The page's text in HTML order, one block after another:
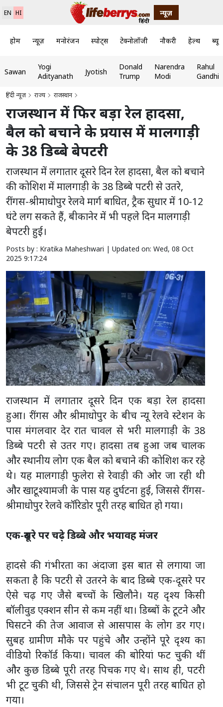
EN HI न्यूज़
होम न्यूज़ मनोरंजन स्पोर्ट्स टेक्नोलॉजी नौकरी हेल्थ
Sawan
Yogi
Adityanath
Jyotish
Donald
Trump
Narendra
Modi
Rahul
Gandhi
हिंदी न्यूज़ राज्य राजस्थान
राजस्थान में फिर बड़ा रेल हादसा,
बैल को बचाने के प्रयास में मालगाड़ी
के 38 डिब्बे बेपटरी
राजस्थान में लगातार दूसरे दिन रेल हादसा, बैल को बचाने
की कोशिश में मालगाड़ी के 38 डिब्बे पटरी से उतरे,
रींगस-श्रीमाधोपुर रेलवे मार्ग बाधित, ट्रैक सुधार में 10-12
घंटे लग सकते हैं, बीकानेर में भी पहले दिन मालगाड़ी
बेपटरी हुई।
Posts by : Kratika Maheshwari | Updated on: Wed, 08 Oct
2025 9:17:24
राजस्थान में लगातार दूसरे दिन एक बड़ा रेल हादसा
हुआ। रींगस और श्रीमाधोपुर के बीच न्यू रेलवे स्टेशन के
पास मंगलवार देर रात चावल से भरी मालगाड़ी के 38
डिब्बे पटरी से उतर गए। हादसा तब हुआ जब चालक
और स्थानीय लोग एक बैल को बचाने की कोशिश कर रहे
थे। यह मालगाड़ी फुलेरा से रेवाड़ी की ओर जा रही थी
और खाटूश्यामजी के पास यह दुर्घटना हुई, जिससे रींगस-
श्रीमाधोपुर रेलवे कॉरिडोर पूरी तरह बाधित हो गया।
एक-दूसरे पर चढ़े डिब्बे और भयावह मंजर
हादसे की गंभीरता का अंदाजा इस बात से लगाया जा
सकता है कि पटरी से उतरने के बाद डिब्बे एक-दूसरे पर
ऐसे चढ़ गए जैसे बच्चों के खिलौने। यह दृश्य किसी
बॉलीवुड एक्शन सीन से कम नहीं था। डिब्बों के टूटने और
घिसटने की तेज आवाज से आसपास के लोग डर गए।
सुबह ग्रामीण मौके पर पहुंचे और उन्होंने पूरे दृश्य का
वीडियो रिकॉर्ड किया। चावल की बोरियां फट चुकी थीं
और कुछ डिब्बे पूरी तरह पिचक गए थे। साथ ही, पटरी
भी टूट चुकी थी, जिससे ट्रेन संचालन पूरी तरह बाधित हो
गया।